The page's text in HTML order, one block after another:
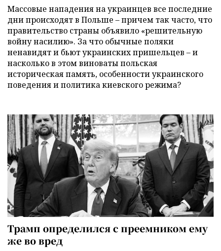
Массовые нападения на украинцев все последние
дни происходят в Польше – причем так часто, что
правительство страны объявило «решительную
войну насилию». За что обычные поляки
ненавидят и бьют украинских пришельцев – и
насколько в этом виноваты польская
историческая память, особенности украинского
поведения и политика киевского режима?
Трамп определился с преемником ему
же во вред